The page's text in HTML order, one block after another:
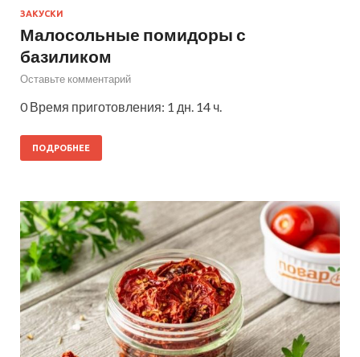
ЗАКУСКИ
Малосольные помидоры с
базиликом
Оставьте комментарий
0 Время приготовления: 1 дн. 14 ч.
ПОДРОБНЕЕ